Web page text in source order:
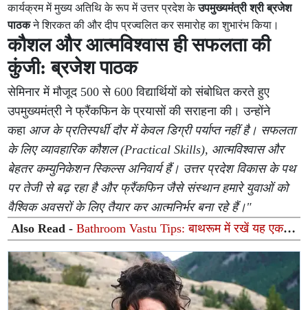
कार्यक्रम में मुख्य अतिथि के रूप में उत्तर प्रदेश केउपमुख्यमंत्री श्री ब्रजेश
पाठकने शिरकत की और दीप प्रज्वलित कर समारोह का शुभारंभ किया।
कौशल और आत्मविश्वास ही सफलता की
कुंजी: ब्रजेश पाठक
सेमिनार में मौजूद 500 से 600 विद्यार्थियों को संबोधित करते हुए
उपमुख्यमंत्री ने फ्रैंकफिन के प्रयासों की सराहना की। उन्होंने
कहा आज के प्रतिस्पर्धी दौर में केवल डिग्री पर्याप्त नहीं है। सफलता
के लिए व्यावहारिक कौशल (Practical Skills), आत्मविश्वास और
बेहतर कम्युनिकेशन स्किल्स अनिवार्य हैं। उत्तर प्रदेश विकास के पथ
पर तेजी से बढ़ रहा है और फ्रैंकफिन जैसे संस्थान हमारे युवाओं को
वैश्विक अवसरों के लिए तैयार कर आत्मनिर्भर बना रहे हैं।"
Also Read -Bathroom Vastu Tips: बाथरूम में रखें यह एक
साधारण चीज, घर की नकारात्मक ऊर्जा होगी दूर और चमकेगी
किस्मत